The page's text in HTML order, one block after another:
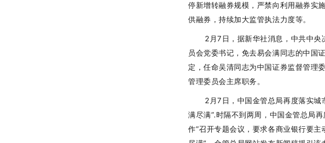
停新增转融券规模，严禁向利用融券实
供融券，持续加大监管执法力度等。
2月7日，据新华社消息，中共中
员会党委书记，免去易会满同志的中国
定，任命吴清同志为中国证券监督管理
管理委员会主席职务。
2月7日，中国金管总局再度落实城
满尽满”.时隔不到两周，中国金管总局
作”召开专题会议，要求各商业银行要